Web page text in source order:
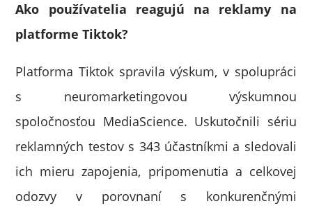
Ako používatelia reagujú na reklamy na
platforme Tiktok?
Platforma Tiktok spravila výskum, v spolupráci
s neuromarketingovou výskumnou
spoločnosťou MediaScience. Uskutočnili sériu
reklamných testov s 343 účastníkmi a sledovali
ich mieru zapojenia, pripomenutia a celkovej
odozvy v porovnaní s konkurenčnými